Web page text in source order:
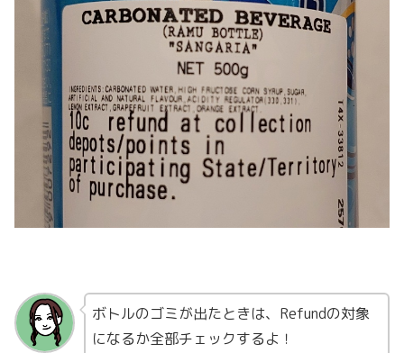
ボトルのゴミが出たときは、Refundの対象
になるか全部チェックするよ！